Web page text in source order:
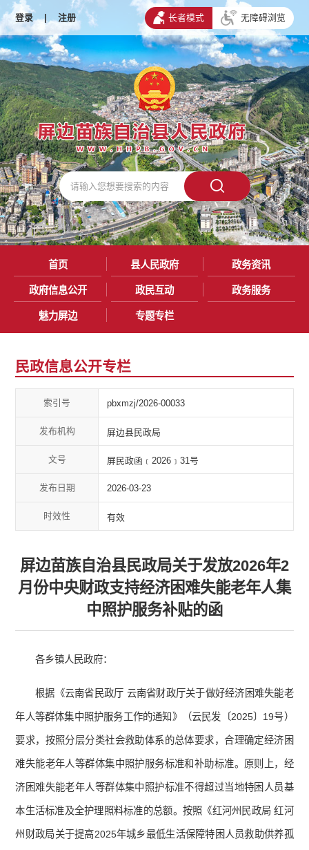
登录 | 注册 长者模式 无障碍浏览
首页 县人民政府 政务资讯
政府信息公开 政民互动 政务服务
魅力屏边 专题专栏
民政信息公开专栏
索引号 pbxmzj/2026-00033
发布机构 屏边县民政局
文号 屏民政函﹝2026﹞31号
发布日期 2026-03-23
时效性 有效
屏边苗族自治县民政局关于发放2026年2
月份中央财政支持经济困难失能老年人集
中照护服务补贴的函
各乡镇人民政府：
根据《云南省民政厅 云南省财政厅关于做好经济困难失能老
年人等群体集中照护服务工作的通知》（云民发〔2025〕19号）
要求，按照分层分类社会救助体系的总体要求，合理确定经济困
难失能老年人等群体集中照护服务标准和补助标准。原则上，经
济困难失能老年人等群体集中照护标准不得超过当地特困人员基
本生活标准及全护理照料标准的总额。按照《红河州民政局 红河
州财政局关于提高2025年城乡最低生活保障特困人员救助供养孤